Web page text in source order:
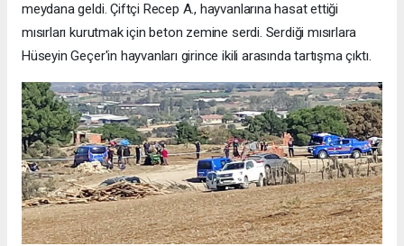
meydana geldi. Çiftçi Recep A., hayvanlarına hasat ettiği
mısırları kurutmak için beton zemine serdi. Serdiği mısırlara
Hüseyin Geçer'in hayvanları girince ikili arasında tartışma çıktı.